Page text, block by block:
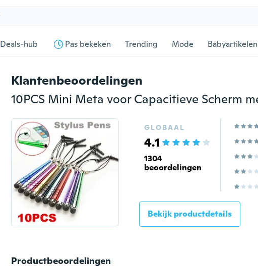
Deals-hub Pas bekeken Trending Mode Babyartikelen
Klantenbeoordelingen
GLOBAAL
4.1
1304
beoordelingen
Bekijk productdetails
Productbeoordelingen